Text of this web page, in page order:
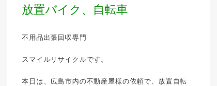
放置バイク、自転車
不用品出張回収専門
スマイルリサイクルです。
本日は、広島市内の不動産屋様の依頼で、放置自転